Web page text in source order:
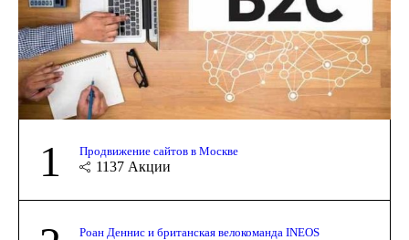
1 Продвижение сайтов в Москве
1137 Акции
Роан Деннис и британская велокоманда INEOS